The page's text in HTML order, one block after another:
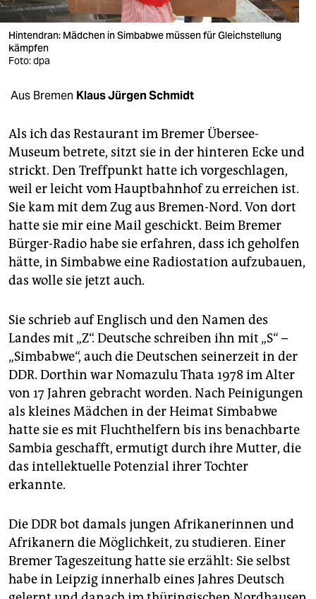
verlag
verlag
shop
fragen & hilfe
unterstützen
abo
genossenschaft
epaper login
Hintendran: Mädchen in Simbabwe müssen für Gleichstellung
kämpfen
Foto: dpa
Aus Bremen Klaus Jürgen Schmidt
Als ich das Restaurant im Bremer Übersee-
Museum betrete, sitzt sie in der hinteren Ecke und
strickt. Den Treffpunkt hatte ich vorgeschlagen,
weil er leicht vom Hauptbahnhof zu erreichen ist.
Sie kam mit dem Zug aus Bremen-Nord. Von dort
hatte sie mir eine Mail geschickt. Beim Bremer
Bürger-Radio habe sie erfahren, dass ich geholfen
hätte, in Simbabwe eine Radiostation aufzubauen,
das wolle sie jetzt auch.
Sie schrieb auf Englisch und den Namen des
Landes mit „Z“. Deutsche schreiben ihn mit „S“ –
„Simbabwe“, auch die Deutschen seinerzeit in der
DDR. Dorthin war Nomazulu Thata 1978 im Alter
von 17 Jahren gebracht worden. Nach Peinigungen
als kleines Mädchen in der Heimat Simbabwe
hatte sie es mit Fluchthelfern bis ins benachbarte
Sambia geschafft, ermutigt durch ihre Mutter, die
das intellektuelle Potenzial ihrer Tochter
erkannte.
Die DDR bot damals jungen Afrikanerinnen und
Afrikanern die Möglichkeit, zu studieren. Einer
Bremer Tageszeitung hatte sie erzählt: Sie selbst
habe in Leipzig innerhalb eines Jahres Deutsch